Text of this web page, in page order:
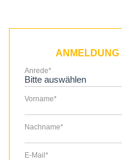
ANMELDUNG
Anrede*
Vorname*
Nachname*
E-Mail*